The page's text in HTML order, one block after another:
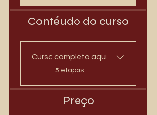
Contéudo do curso
Curso completo aqui
.
5 etapas
Preço